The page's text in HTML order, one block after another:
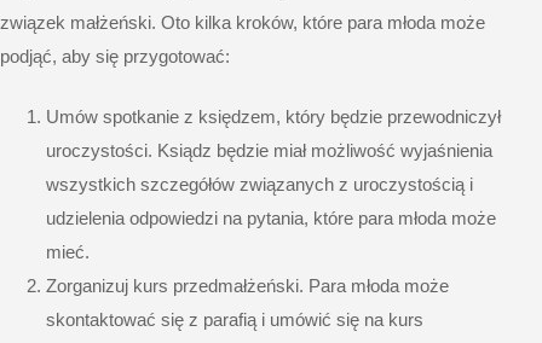
związek małżeński. Oto kilka kroków, które para młoda może
podjąć, aby się przygotować:
Umów spotkanie z księdzem, który będzie przewodniczył
uroczystości. Ksiądz będzie miał możliwość wyjaśnienia
wszystkich szczegółów związanych z uroczystością i
udzielenia odpowiedzi na pytania, które para młoda może
mieć.
Zorganizuj kurs przedmałżeński. Para młoda może
skontaktować się z parafią i umówić się na kurs